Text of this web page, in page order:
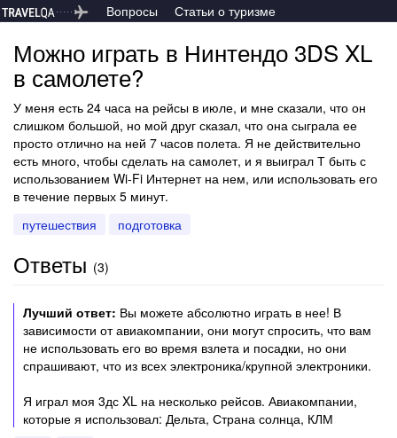
Вопросы Статьи о туризме
Можно играть в Нинтендо 3DS XL
в самолете?
У меня есть 24 часа на рейсы в июле, и мне сказали, что он
слишком большой, но мой друг сказал, что она сыграла ее
просто отлично на ней 7 часов полета. Я не действительно
есть много, чтобы сделать на самолет, и я выиграл Т быть с
использованием Wi-Fi Интернет на нем, или использовать его
в течение первых 5 минут.
путешествия
подготовка
Ответы (3)
Лучший ответ: Вы можете абсолютно играть в нее! В
зависимости от авиакомпании, они могут спросить, что вам
не использовать его во время взлета и посадки, но они
спрашивают, что из всех электроника/крупной электроники.
Я играл моя 3дс XL на несколько рейсов. Авиакомпании,
которые я использовал: Дельта, Страна солнца, КЛМ